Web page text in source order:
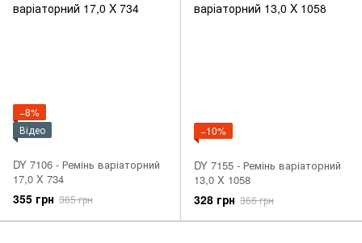
−8%
Відео
DY 7106 - Ремінь варіаторний
17,0 X 734
355 грн 385 грн
−10%
DY 7155 - Ремінь варіаторний
13,0 X 1058
328 грн 366 грн